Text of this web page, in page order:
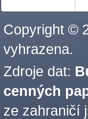
Copyright ©
vyhrazena.
Zdroje dat:
cenných
ze zahraničí